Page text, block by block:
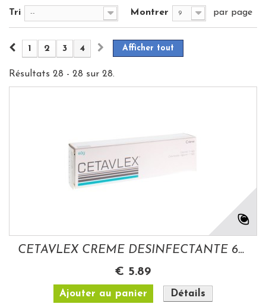
Tri -- Montrer 9 par page
Afficher tout
1 2 3 4
Résultats 28 - 28 sur 28.
CETAVLEX CREME DESINFECTANTE 60 GR
€ 5.89
Ajouter au panier Détails